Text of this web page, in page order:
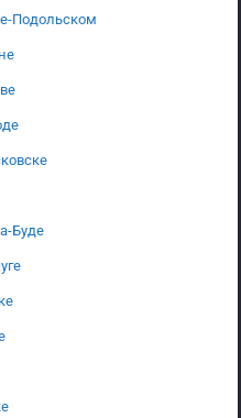
Подольском
Буде